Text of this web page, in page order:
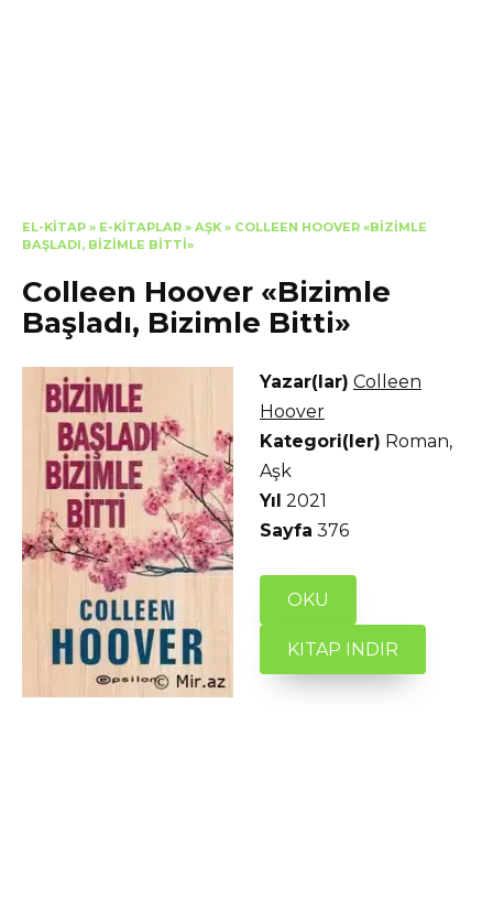
EL-KITAP » E-KITAPLAR » AŞK » COLLEEN HOOVER «BIZIMLE
BAŞLADI, BIZIMLE BITTI»
Colleen Hoover «Bizimle
Başladı, Bizimle Bitti»
Yazar(lar) Colleen
Hoover
Kategori(ler) Roman,
Aşk
Yıl 2021
Sayfa 376
OKU
KITAP INDIR